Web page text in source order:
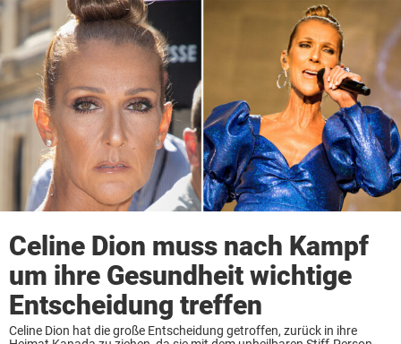
Schäden ...
Celine Dion muss nach Kampf
um ihre Gesundheit wichtige
Entscheidung treffen
Celine Dion hat die große Entscheidung getroffen, zurück in ihre